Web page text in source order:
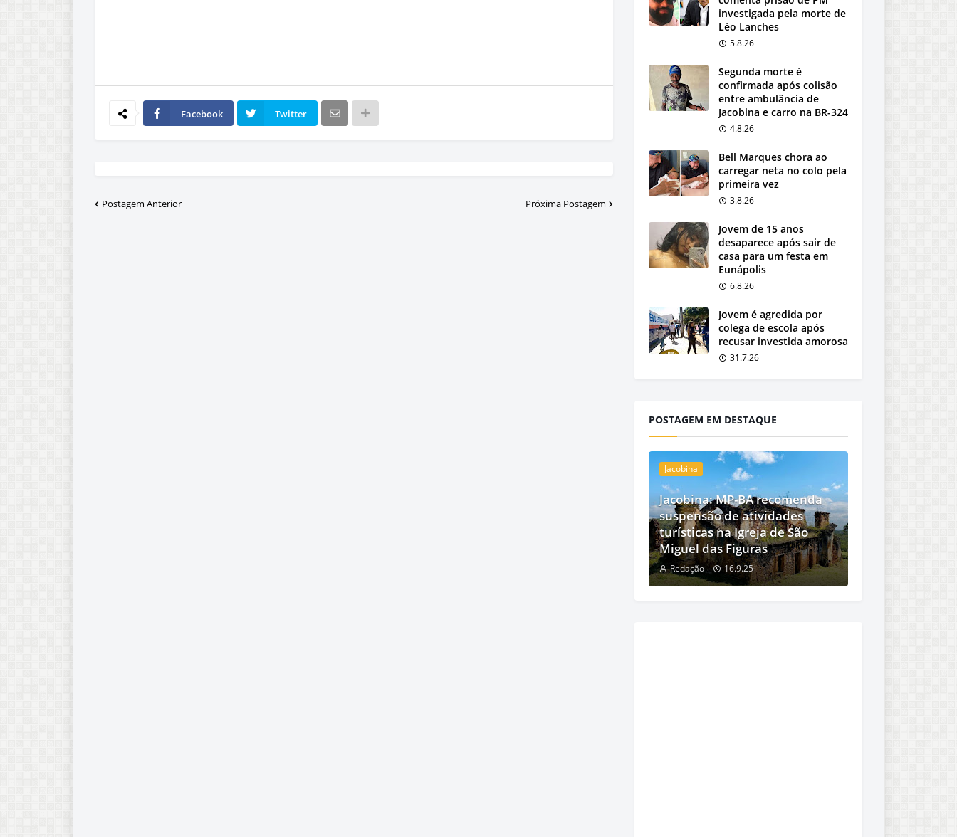
Facebook Twitter
Postagem Anterior Próxima Postagem
investigada pela morte de
Léo Lanches
5.8.26
Segunda morte é
confirmada após colisão
entre ambulância de
Jacobina e carro na BR-324
4.8.26
Bell Marques chora ao
carregar neta no colo pela
primeira vez
3.8.26
Jovem de 15 anos
desaparece após sair de
casa para um festa em
Eunápolis
6.8.26
Jovem é agredida por
colega de escola após
recusar investida amorosa
31.7.26
POSTAGEM EM DESTAQUE
Jacobina
Jacobina: MP-BA recomenda
suspensão de atividades
turísticas na Igreja de São
Miguel das Figuras
Redação 16.9.25